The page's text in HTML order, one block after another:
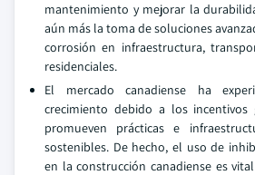
mantenimiento y mejorar la
aún más la toma de soluciones
corrosión en infraestructura,
residenciales.
El mercado canadiense ha
crecimiento debido a los incentivos
promueven prácticas e
sostenibles. De hecho, el uso de
en la construcción canadiense es